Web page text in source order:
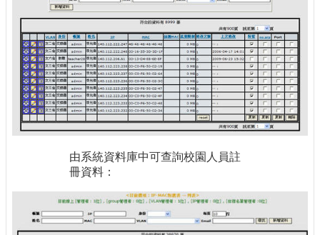
由系統資料庫中可查詢校園人員註
冊資料：